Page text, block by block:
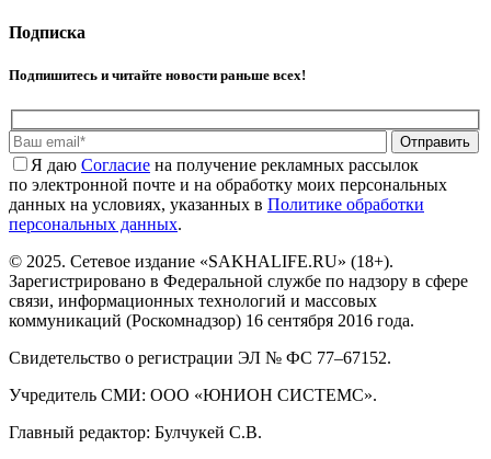
Подписка
Подпишитесь и читайте новости раньше всех!
Отправить
Я даю Cогласие на получение рекламных рассылок
по электронной почте и на обработку моих персональных
данных на условиях, указанных в Политике обработки
персональных данных.
© 2025. Сетевое издание «SAKHALIFE.RU» (18+).
Зарегистрировано в Федеральной службе по надзору в сфере
связи, информационных технологий и массовых
коммуникаций (Роскомнадзор) 16 сентября 2016 года.
Свидетельство о регистрации ЭЛ № ФС 77–67152.
Учредитель СМИ: ООО «ЮНИОН СИСТЕМС».
Главный редактор: Булчукей С.В.